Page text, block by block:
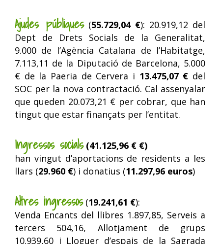
Ajudes públiques(55.729,04 €): 20.919,12 del
Dept de Drets Socials de la Generalitat,
9.000 de l’Agència Catalana de l’Habitatge,
7.113,11 de la Diputació de Barcelona, 5.000
€ de la Paeria de Cervera i 13.475,07 € del
SOC per la nova contractació. Cal assenyalar
que queden 20.073,21 € per cobrar, que han
tingut que estar finançats per l’entitat.
Ingressos socials(41.125,96 € €)
han vingut d’aportacions de residents a les
llars (29.960 €) i donatius (11.297,96 euros)
Altres ingressos(19.241,61 €):
Venda Encants del llibres 1.897,85, Serveis a
tercers 504,16, Allotjament de grups
10.939,60 i Lloguer d’espais de la Sagrada